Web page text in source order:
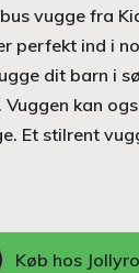
vugge fra
perfekt ind i
dit barn i
kan
Et stilrent
Køb hos